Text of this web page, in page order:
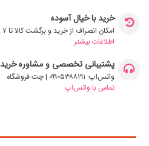
خرید با خیال آسوده
امکان انصراف از خرید و برگشت کالا تا ۷ روز
اطلاعات بیشتر
پشتیبانی تخصصی و مشاوره خرید
واتس‌اپ: ۰۹۹۰۵۳۸۸۱۹۱ | چت فروشگاه
تماس با واتس‌اپ